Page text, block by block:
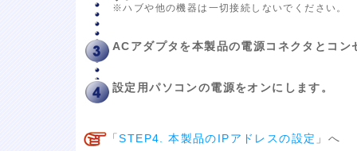
※ハブや他の機器は一切接続しないでください。
ACアダプタを本製品の電源コネクタとコン
設定用パソコンの電源をオンにします。
「STEP4. 本製品のIPアドレスの設定 」へ